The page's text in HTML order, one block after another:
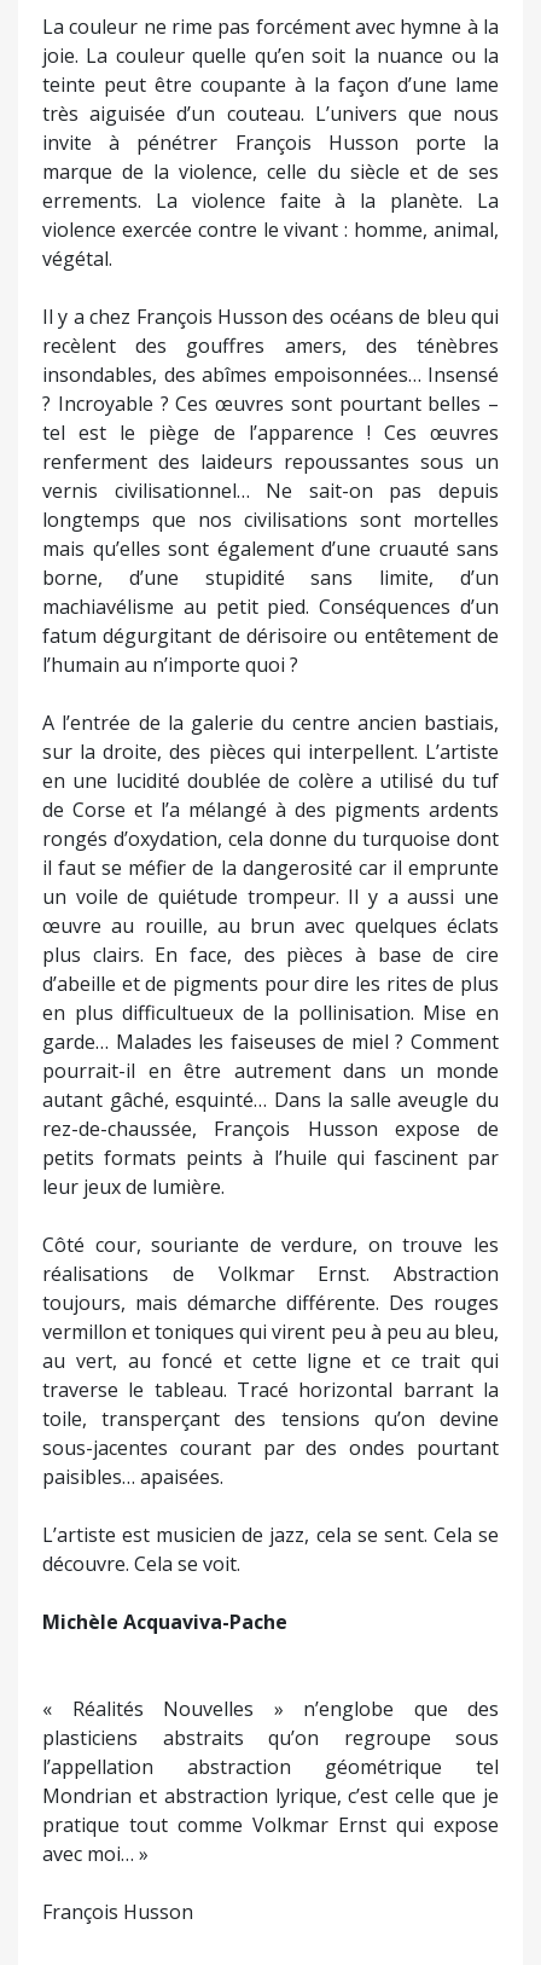
La couleur ne rime pas forcément avec hymne à la
joie. La couleur quelle qu’en soit la nuance ou la
teinte peut être coupante à la façon d’une lame
très aiguisée d’un couteau. L’univers que nous
invite à pénétrer François Husson porte la
marque de la violence, celle du siècle et de ses
errements. La violence faite à la planète. La
violence exercée contre le vivant : homme, animal,
végétal.
Il y a chez François Husson des océans de bleu qui
recèlent des gouffres amers, des ténèbres
insondables, des abîmes empoisonnées… Insensé
? Incroyable ? Ces œuvres sont pourtant belles –
tel est le piège de l’apparence ! Ces œuvres
renferment des laideurs repoussantes sous un
vernis civilisationnel… Ne sait-on pas depuis
longtemps que nos civilisations sont mortelles
mais qu’elles sont également d’une cruauté sans
borne, d’une stupidité sans limite, d’un
machiavélisme au petit pied. Conséquences d’un
fatum dégurgitant de dérisoire ou entêtement de
l’humain au n’importe quoi ?
A l’entrée de la galerie du centre ancien bastiais,
sur la droite, des pièces qui interpellent. L’artiste
en une lucidité doublée de colère a utilisé du tuf
de Corse et l’a mélangé à des pigments ardents
rongés d’oxydation, cela donne du turquoise dont
il faut se méfier de la dangerosité car il emprunte
un voile de quiétude trompeur. Il y a aussi une
œuvre au rouille, au brun avec quelques éclats
plus clairs. En face, des pièces à base de cire
d’abeille et de pigments pour dire les rites de plus
en plus difficultueux de la pollinisation. Mise en
garde… Malades les faiseuses de miel ? Comment
pourrait-il en être autrement dans un monde
autant gâché, esquinté… Dans la salle aveugle du
rez-de-chaussée, François Husson expose de
petits formats peints à l’huile qui fascinent par
leur jeux de lumière.
Côté cour, souriante de verdure, on trouve les
réalisations de Volkmar Ernst. Abstraction
toujours, mais démarche différente. Des rouges
vermillon et toniques qui virent peu à peu au bleu,
au vert, au foncé et cette ligne et ce trait qui
traverse le tableau. Tracé horizontal barrant la
toile, transperçant des tensions qu’on devine
sous-jacentes courant par des ondes pourtant
paisibles… apaisées.
L’artiste est musicien de jazz, cela se sent. Cela se
découvre. Cela se voit.
Michèle Acquaviva-Pache
« Réalités Nouvelles » n’englobe que des
plasticiens abstraits qu’on regroupe sous
l’appellation abstraction géométrique tel
Mondrian et abstraction lyrique, c’est celle que je
pratique tout comme Volkmar Ernst qui expose
avec moi… »
François Husson